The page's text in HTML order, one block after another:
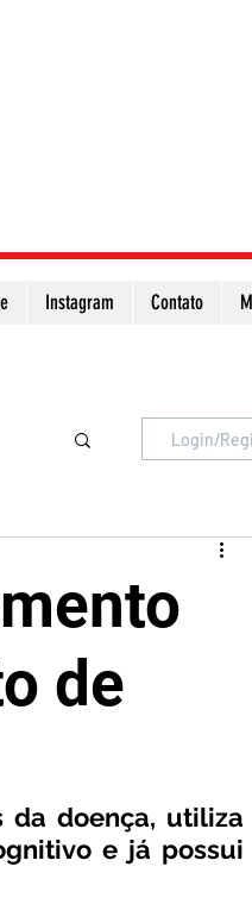
Instagram Contato
Login/
de
da doença, utiliza
e já possui